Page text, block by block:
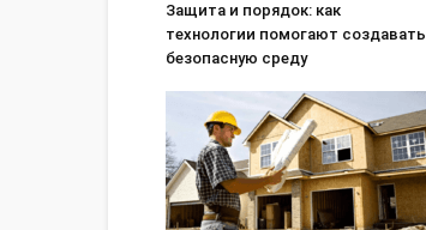
Защита и порядок: как
технологии помогают создавать
безопасную среду